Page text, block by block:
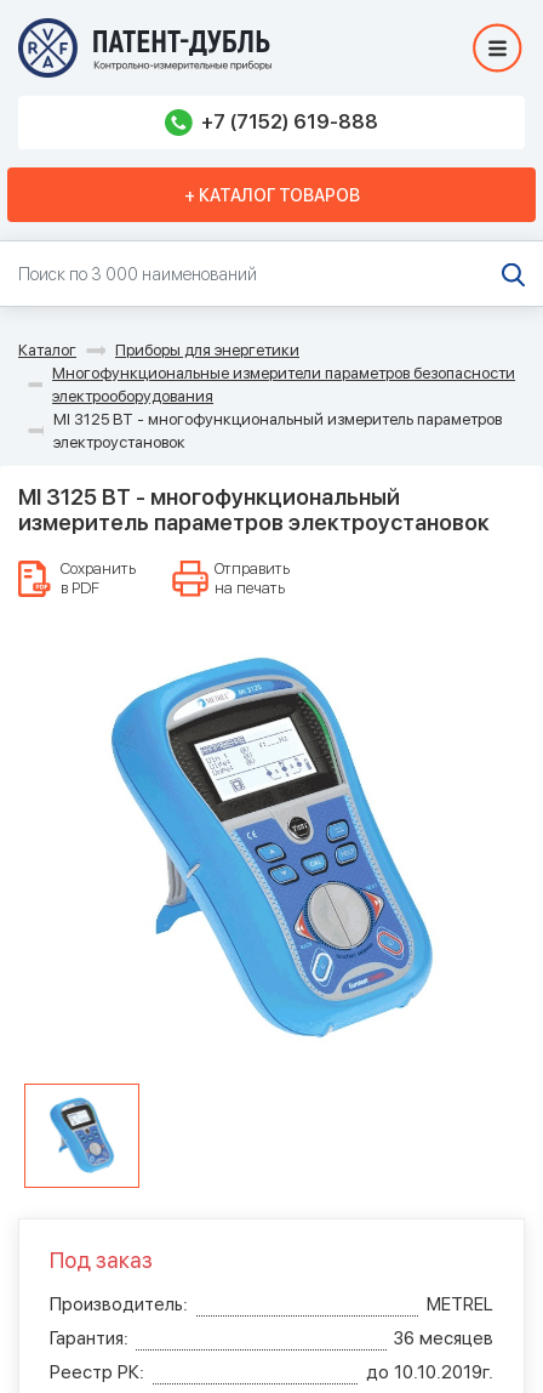
+7 (7152) 619-888
+ КАТАЛОГ ТОВАРОВ
Каталог
Приборы для энергетики
Многофункциональные измерители параметров безопасности
электрооборудования
MI 3125 BT - многофункциональный измеритель параметров
электроустановок
MI 3125 BT - многофункциональный
измеритель параметров электроустановок
Сохранить
в PDF
Отправить
на печать
Под заказ
Производитель:
METREL
Гарантия:
36 месяцев
Реестр РК:
до 10.10.2019г.